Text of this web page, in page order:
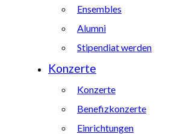
Ensembles
Alumni
Stipendiat werden
Konzerte
Konzerte
Benefizkonzerte
Einrichtungen